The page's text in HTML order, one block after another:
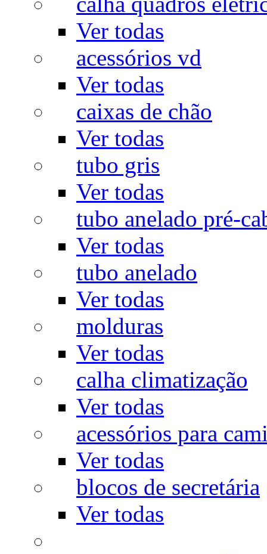
Ver todas
acessórios vd
Ver todas
caixas de chão
Ver todas
tubo gris
Ver todas
tubo anelado pré-
Ver todas
tubo anelado
Ver todas
molduras
Ver todas
calha climatização
Ver todas
acessórios para
Ver todas
blocos de secretária
Ver todas